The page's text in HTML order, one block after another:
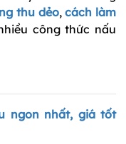
thu dẻo,cách làm
công thức nấu
ngon nhất, giá tốt